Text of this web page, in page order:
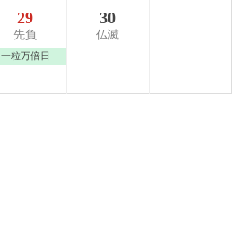
29
先負
一粒万倍日
30
仏滅